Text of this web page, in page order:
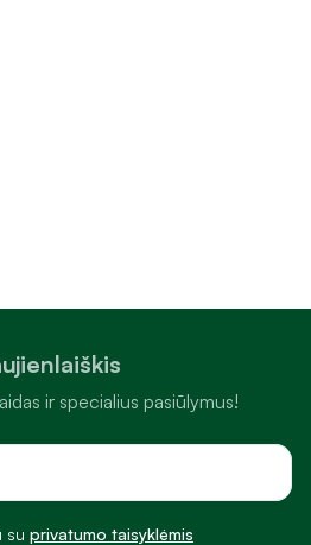
ir specialius pasiūlymus!
su privatumo taisyklėmis